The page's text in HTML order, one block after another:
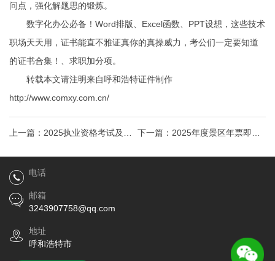
问点，强化解题思的锻炼。
数字化办公必备！Word排版、Excel函数、PPT设想，这些技术
职场天天用，证书能直不雅证真你的真操威力，考公们一定要知道
的证书合集！、求职加分项。
转载本文请注明来自呼和浩特证件制作
http://www.comxy.com.cn/
上一篇： 2025执业资格考试及其
他重要考试信息汇总！证件制作
联系电话
下一篇： 2025年度景区年票即将
开始补办快抓紧时间办理吧
电话
邮箱
3243907758@qq.com
地址
呼和浩特市